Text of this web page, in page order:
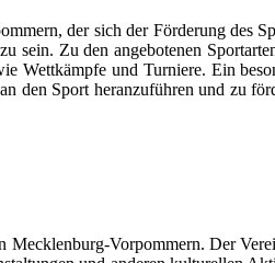
der sich der Förderung des
sein. Zu den angebotenen
Wettkämpfe und Turniere. Ein
den Sport heranzuführen und zu
Vorpommern. Der